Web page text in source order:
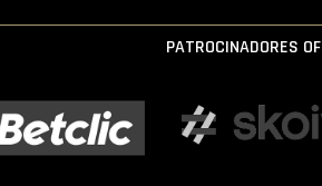
PATROCINADORES